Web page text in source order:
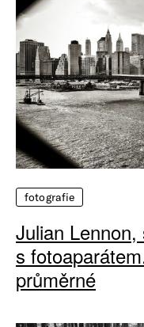
fotografie
Julian
s
průměrné